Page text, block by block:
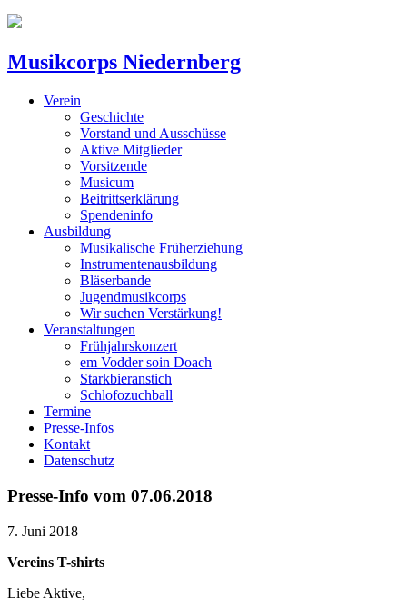
Musikcorps Niedernberg
Verein
Geschichte
Vorstand und Ausschüsse
Aktive Mitglieder
Vorsitzende
Musicum
Beitrittserklärung
Spendeninfo
Ausbildung
Musikalische Früherziehung
Instrumentenausbildung
Bläserbande
Jugendmusikcorps
Wir suchen Verstärkung!
Veranstaltungen
Frühjahrskonzert
em Vodder soin Doach
Starkbieranstich
Schlofozuchball
Termine
Presse-Infos
Kontakt
Datenschutz
Presse-Info vom 07.06.2018
7. Juni 2018
Vereins T-shirts
Liebe Aktive,